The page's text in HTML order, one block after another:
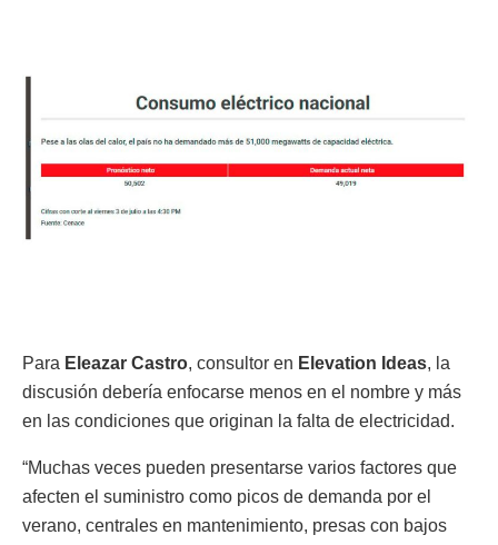
Para Eleazar Castro, consultor en Elevation Ideas, la
discusión debería enfocarse menos en el nombre y más
en las condiciones que originan la falta de electricidad.
“Muchas veces pueden presentarse varios factores que
afecten el suministro como picos de demanda por el
verano, centrales en mantenimiento, presas con bajos